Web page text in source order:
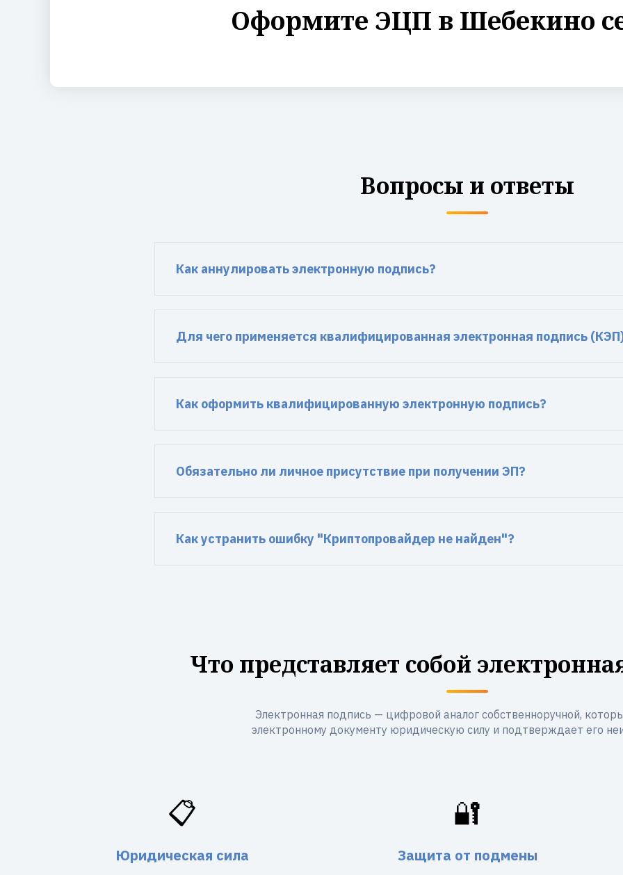
Оформите ЭЦП в Шебекино
Вопросы и ответы
Как аннулировать электронную подпись?
Для чего применяется квалифицированная электронная подпись
Как оформить квалифицированную электронную подпись?
Обязательно ли личное присутствие при получении ЭП?
Как устранить ошибку "Криптопровайдер не найден"?
Что представляет собой
Электронная подпись — цифровой аналог собственноручной,
электронному документу юридическую силу и подтверждает его
📋
Юридическая сила
🔐
Защита от подмены